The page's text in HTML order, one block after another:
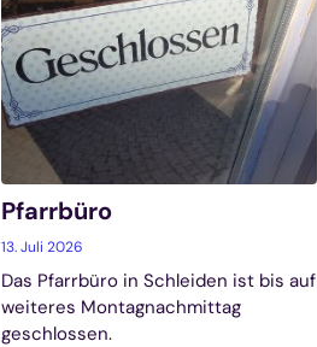
Pfarrbüro
13. Juli 2026
Das Pfarrbüro in Schleiden ist bis auf
weiteres Montagnachmittag
geschlossen.